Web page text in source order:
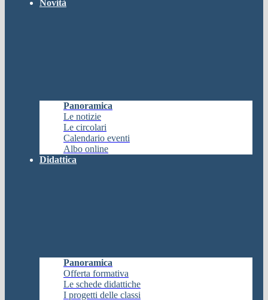
Novità
Panoramica
Le notizie
Le circolari
Calendario eventi
Albo online
Didattica
Panoramica
Offerta formativa
Le schede didattiche
I progetti delle classi